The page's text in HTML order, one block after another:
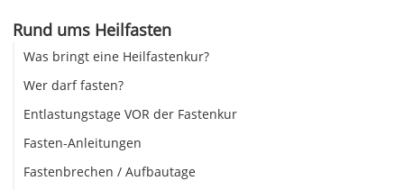
Rund ums Heilfasten
Was bringt eine Heilfastenkur?
Wer darf fasten?
Entlastungstage VOR der Fastenkur
Fasten-Anleitungen
Fastenbrechen / Aufbautage